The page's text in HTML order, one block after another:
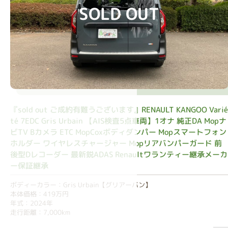
SOLD OUT
『sold out ご成約有難うございます』RENAULT KANGOO Varié
té 7EDC Gris Urbain 【AIS検査5点車両】1オナ 純正DA Mopナ
ビTV Bカメラ ETC MopCoxボディダンパー Mopスマートフォン
ホルダー ワイヤレスチャージャー Mopリアバンパーガード 前
後型Dレコーダー 最新鋭ADAS Renaultワランティー継承メーカ
ー保証継承
ボディーカラー：Gris Urbain【グリアーバン】
本体価格：419万円
年式：2024年
走行距離：7,000km